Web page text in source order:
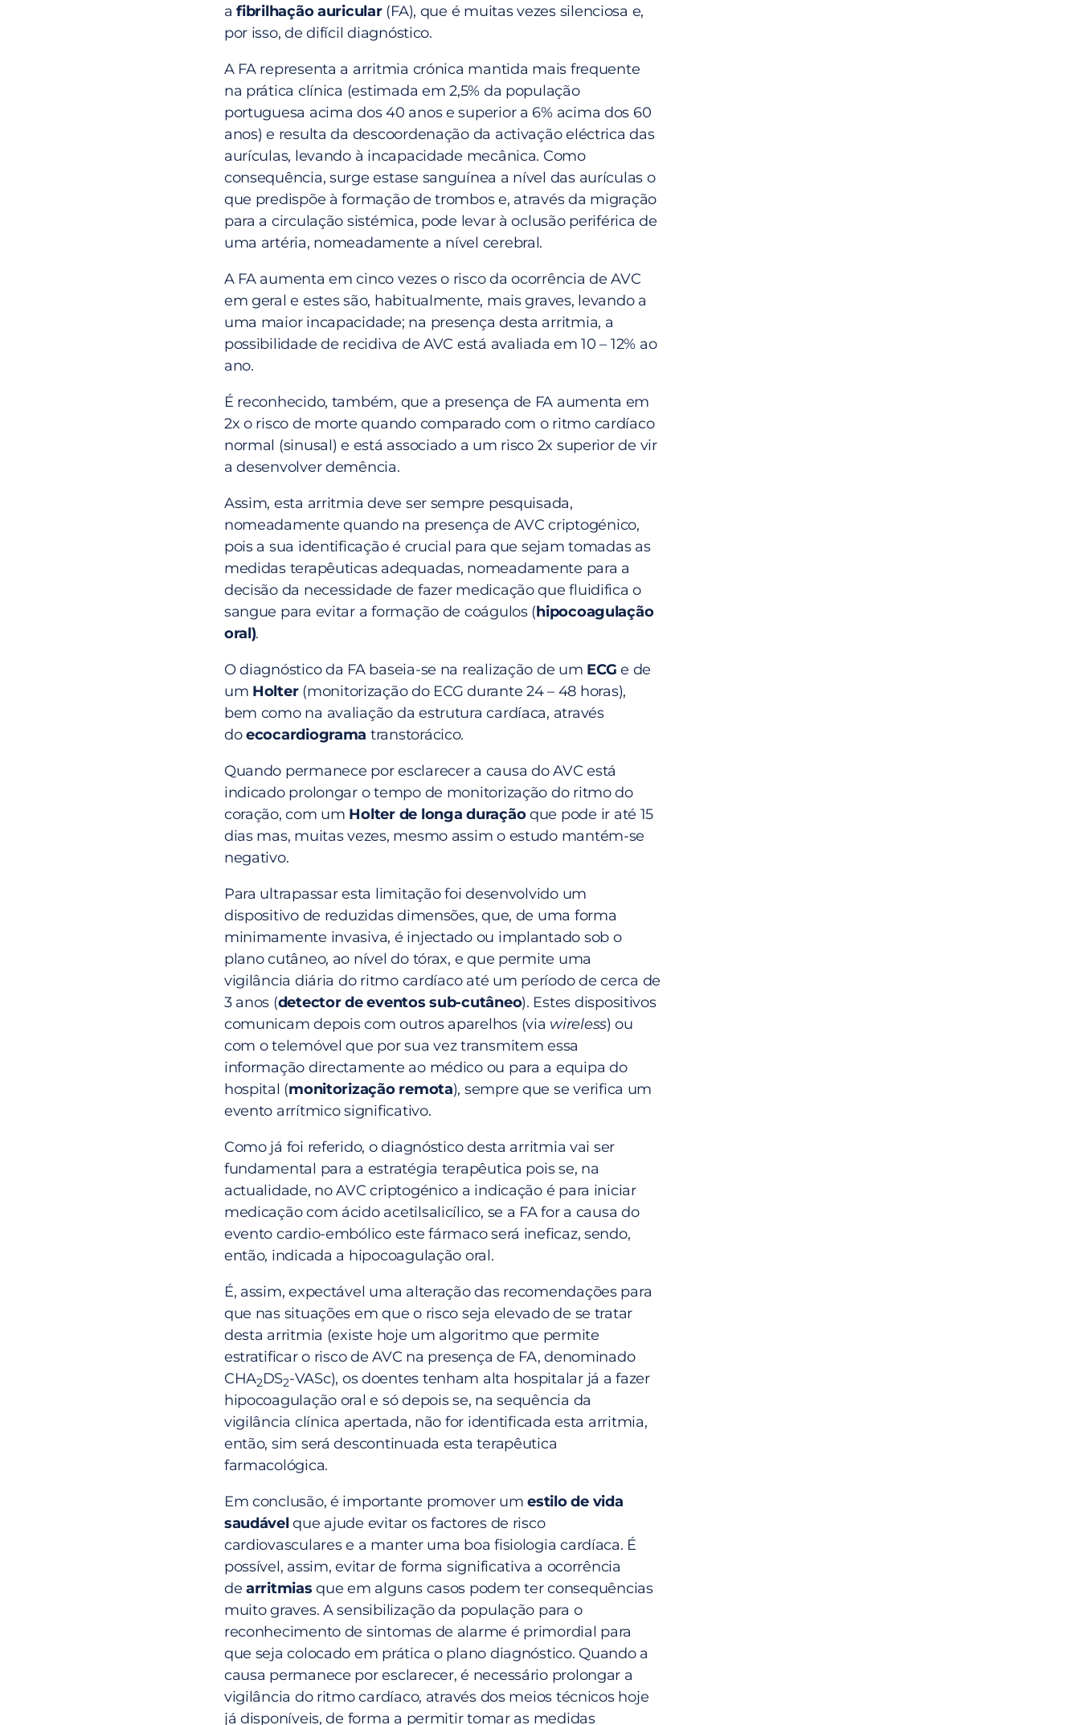
afibrilhação auricular(FA), que é muitas vezes silenciosa e,
por isso, de difícil diagnóstico.
A FA representa a arritmia crónica mantida mais frequente
na prática clínica (estimada em 2,5% da população
portuguesa acima dos 40 anos e superior a 6% acima dos 60
anos) e resulta da descoordenação da activação eléctrica das
aurículas, levando à incapacidade mecânica. Como
consequência, surge estase sanguínea a nível das aurículas o
que predispõe à formação de trombos e, através da migração
para a circulação sistémica, pode levar à oclusão periférica de
uma artéria, nomeadamente a nível cerebral.
A FA aumenta em cinco vezes o risco da ocorrência de AVC
em geral e estes são, habitualmente, mais graves, levando a
uma maior incapacidade; na presença desta arritmia, a
possibilidade de recidiva de AVC está avaliada em 10 – 12% ao
ano.
É reconhecido, também, que a presença de FA aumenta em
2x o risco de morte quando comparado com o ritmo cardíaco
normal (sinusal) e está associado a um risco 2x superior de vir
a desenvolver demência.
Assim, esta arritmia deve ser sempre pesquisada,
nomeadamente quando na presença de AVC criptogénico,
pois a sua identificação é crucial para que sejam tomadas as
medidas terapêuticas adequadas, nomeadamente para a
decisão da necessidade de fazer medicação que fluidifica o
sangue para evitar a formação de coágulos (hipocoagulação
oral).
O diagnóstico da FA baseia-se na realização de um ECG e de
um Holter(monitorização do ECG durante 24 – 48 horas),
bem como na avaliação da estrutura cardíaca, através
doecocardiograma transtorácico.
Quando permanece por esclarecer a causa do AVC está
indicado prolongar o tempo de monitorização do ritmo do
coração, com um Holter de longa duraçãoque pode ir até 15
dias mas, muitas vezes, mesmo assim o estudo mantém-se
negativo.
Para ultrapassar esta limitação foi desenvolvido um
dispositivo de reduzidas dimensões, que, de uma forma
minimamente invasiva, é injectado ou implantado sob o
plano cutâneo, ao nível do tórax, e que permite uma
vigilância diária do ritmo cardíaco até um período de cerca de
3 anos (detector de eventos sub-cutâneo). Estes dispositivos
comunicam depois com outros aparelhos (via wireless) ou
com o telemóvel que por sua vez transmitem essa
informação directamente ao médico ou para a equipa do
hospital (monitorização remota), sempre que se verifica um
evento arrítmico significativo.
Como já foi referido, o diagnóstico desta arritmia vai ser
fundamental para a estratégia terapêutica pois se, na
actualidade, no AVC criptogénico a indicação é para iniciar
medicação com ácido acetilsalicílico, se a FA for a causa do
evento cardio-embólico este fármaco será ineficaz, sendo,
então, indicada a hipocoagulação oral.
É, assim, expectável uma alteração das recomendações para
que nas situações em que o risco seja elevado de se tratar
desta arritmia (existe hoje um algoritmo que permite
estratificar o risco de AVC na presença de FA, denominado
CHA2DS2-VASc), os doentes tenham alta hospitalar já a fazer
hipocoagulação oral e só depois se, na sequência da
vigilância clínica apertada, não for identificada esta arritmia,
então, sim será descontinuada esta terapêutica
farmacológica.
Em conclusão, é importante promover umestilo de vida
saudável que ajude evitar os factores de risco
cardiovasculares e a manter uma boa fisiologia cardíaca. É
possível, assim, evitar de forma significativa a ocorrência
de arritmias que em alguns casos podem ter consequências
muito graves. A sensibilização da população para o
reconhecimento de sintomas de alarme é primordial para
que seja colocado em prática o plano diagnóstico. Quando a
causa permanece por esclarecer, é necessário prolongar a
vigilância do ritmo cardíaco, através dos meios técnicos hoje
já disponíveis, de forma a permitir tomar as medidas